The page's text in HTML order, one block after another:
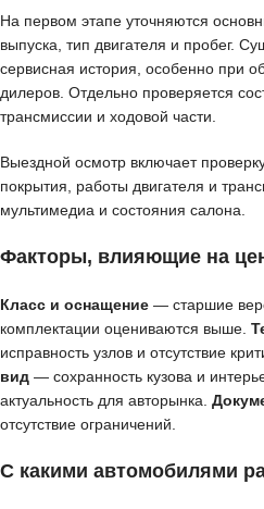
На первом этапе уточняются
выпуска, тип двигателя и пробег.
сервисная история, особенно при
дилеров. Отдельно проверяется
трансмиссии и ходовой части.
Выездной осмотр включает
покрытия, работы двигателя и
мультимедиа и состояния салона.
Факторы, влияющие на
Класс и оснащение — старшие
комплектации оцениваются выше.
исправность узлов и отсутствие
вид — сохранность кузова и
актуальность для авторынка.
отсутствие ограничений.
С какими автомобилями